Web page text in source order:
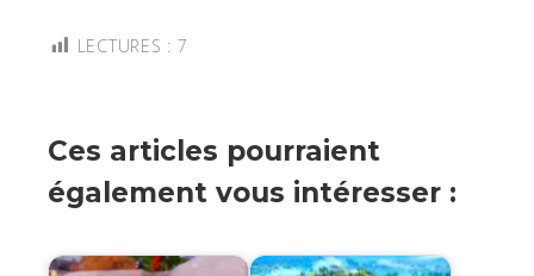
LECTURES : 7
Ces articles pourraient
également vous intéresser :